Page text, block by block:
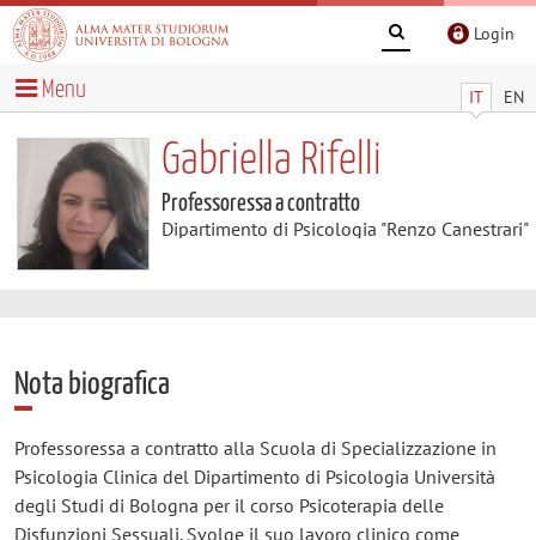
Login
IT EN
Menu
Gabriella Rifelli
Professoressa a contratto
Dipartimento di Psicologia "Renzo Canestrari"
Nota biografica
Professoressa a contratto alla Scuola di Specializzazione in
Psicologia Clinica del Dipartimento di Psicologia Università
degli Studi di Bologna per il corso Psicoterapia delle
Disfunzioni Sessuali. Svolge il suo lavoro clinico come